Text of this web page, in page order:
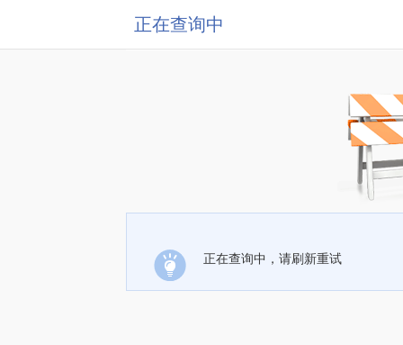
正在查询中
正在查询中，请刷新重试